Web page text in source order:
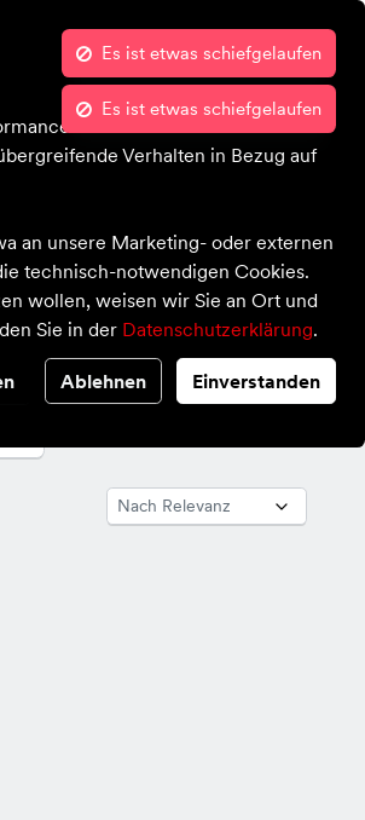
nachvollziehen und Ihnen in
Verhalten in Bezug auf
an unsere Marketing- oder externen
technisch-notwendigen Cookies.
wollen, weisen wir Sie an Ort und
Sie in der Datenschutzerklärung.
Ablehnen Einverstanden
Mein Konto Warenkorb
Blog Über uns
Es ist etwas schiefgelaufen
Es ist etwas schiefgelaufen